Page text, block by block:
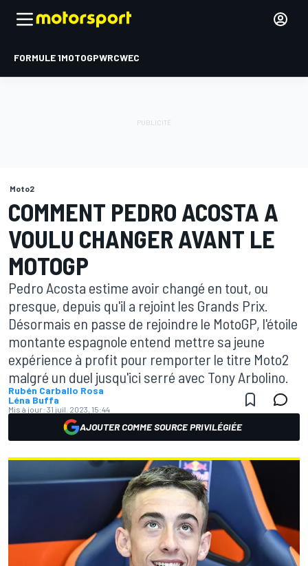
FORMULE 1MOTOGPWRCWEC
Moto2
COMMENT PEDRO ACOSTA A
VOULU CHANGER AVANT LE
MOTOGP
Pedro Acosta estime avoir changé en tout, ou
presque, depuis qu'il a rejoint les Grands Prix.
Désormais en passe de rejoindre le MotoGP, l'étoile
montante espagnole entend mettre sa jeune
expérience à profit pour remporter le titre Moto2
malgré un duel jusqu'ici serré avec Tony Arbolino.
Rubén Carballo Rosa
Léna Buffa
Mis à jour: 31 juil. 2023, 15:44
AJOUTER COMME SOURCE PRIVILÉGIÉE